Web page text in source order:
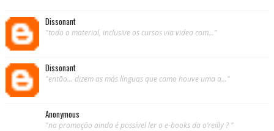
Dissonant
"todo o material, inclusive os cursos via video com..."
Dissonant
"então... dizem as más línguas que como houve uma a..."
Anonymous
"na promoção ainda é possível ler o e-books da o’reilly ? "